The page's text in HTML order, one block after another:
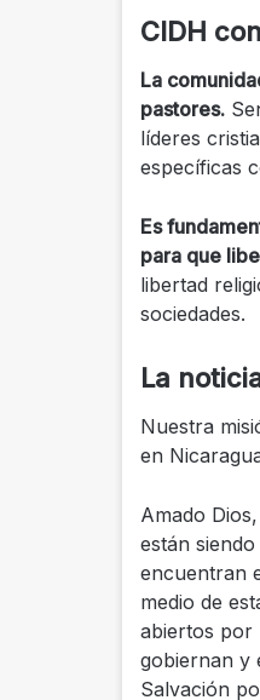
CIDH
La
pastores.
líderes
específicas
Es
para que
libertad
sociedades.
La
Nuestra
en
Amado
están
encuentran
medio de
abiertos por
gobiernan y
Salvación